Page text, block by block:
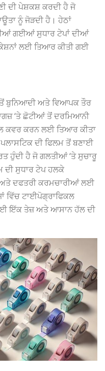
ਦੀ ਪੇਸ਼ਕਸ਼ ਕਰਦੀ ਹੈ ਜੋ
ਨੂੰ ਜੋੜਦੀ ਹੈ। ਹੇਠਾਂ
ਗਈਆਂ ਸੁਧਾਰ ਟੇਪਾਂ ਦੀਆਂ
ਲਈ ਤਿਆਰ ਕੀਤੀ ਗਈ
ਬੁਨਿਆਦੀ ਅਤੇ ਵਿਆਪਕ ਤੌਰ
‘ਤੇ ਛੋਟੀਆਂ ਤੋਂ ਦਰਮਿਆਨੀ
ਕਵਰ ਕਰਨ ਲਈ ਤਿਆਰ ਕੀਤਾ
ਦੀ ਫਿਲਮ ਤੋਂ ਬਣਾਈ
ਹੁੰਦੀ ਹੈ ਜੋ ਗਲਤੀਆਂ ‘ਤੇ ਸੁਚਾਰੂ
ਦੀ ਸੁਧਾਰ ਟੇਪ ਹਲਕੇ
ਦਫਤਰੀ ਕਰਮਚਾਰੀਆਂ ਲਈ
ਵਿੱਚ ਟਾਈਪੋਗ੍ਰਾਫਿਕਲ
ਇੱਕ ਤੇਜ਼ ਅਤੇ ਆਸਾਨ ਹੱਲ ਦੀ